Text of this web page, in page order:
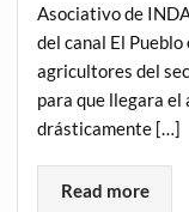
Asociativo de
del canal El Pueblo
agricultores del
para que llegara el
drásticamente […]
Read more